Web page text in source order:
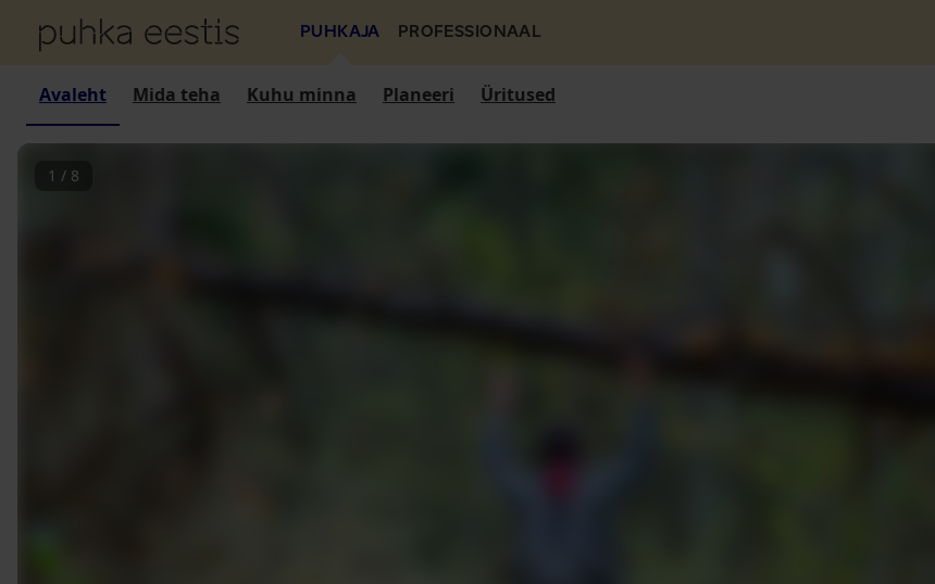
PUHKAJA PROFESSIONAAL
Avaleht Mida teha Kuhu minna Planeeri Üritused
1 / 8